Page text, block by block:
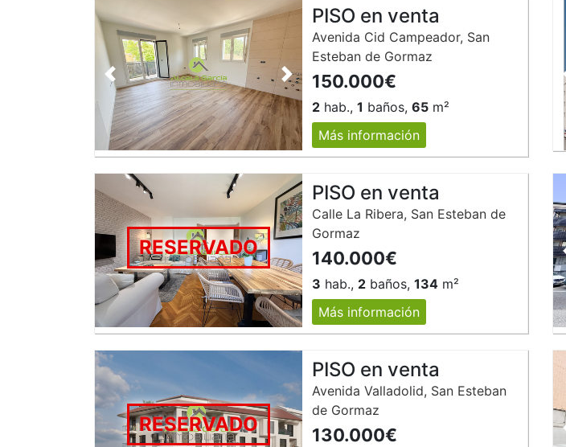
Anterior Siguiente
PISO en venta
Avenida Cid Campeador, San
Esteban de Gormaz
150.000€
2 hab.,1 baños,65 m²
Más información
RESERVADO
PISO en venta
Calle La Ribera, San Esteban de
Gormaz
140.000€
3 hab., 2 baños,134 m²
Más información
RESERVADO
PISO en venta
Avenida Valladolid, San Esteban
de Gormaz
130.000€